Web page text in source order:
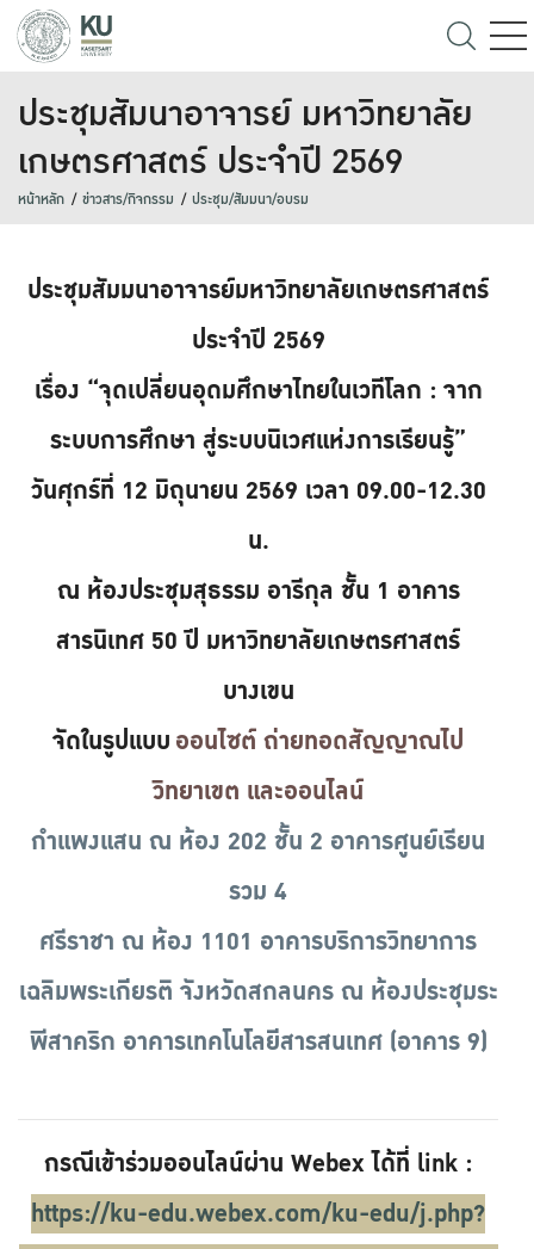
ประชุมสัมนาอาจารย์ มหาวิทยาลัย
เกษตรศาสตร์ ประจำปี 2569
หน้าหลัก ข่าวสาร/กิจกรรม ประชุม/สัมมนา/อบรม
ประชุมสัมมนาอาจารย์มหาวิทยาลัยเกษตรศาสตร์
ประจำปี 2569
เรื่อง “จุดเปลี่ยนอุดมศึกษาไทยในเวทีโลก : จาก
ระบบการศึกษา สู่ระบบนิเวศแห่งการเรียนรู้”
วันศุกร์ที่ 12 มิถุนายน 2569 เวลา 09.00-12.30
น.
ณ ห้องประชุมสุธรรม อารีกุล ชั้น 1 อาคาร
สารนิเทศ 50 ปี มหาวิทยาลัยเกษตรศาสตร์
บางเขน
จัดในรูปแบบออนไซต์ ถ่ายทอดสัญญาณไป
วิทยาเขต และออนไลน์
กำแพงแสน ณ ห้อง 202 ชั้น 2 อาคารศูนย์เรียน
รวม 4
ศรีราชา ณ ห้อง 1101 อาคารบริการวิทยาการ
เฉลิมพระเกียรติ จังหวัดสกลนคร ณ ห้องประชุมระ
พีสาคริก อาคารเทคโนโลยีสารสนเทศ (อาคาร 9)
กรณีเข้าร่วมออนไลน์ผ่าน Webex ได้ที่ link :
https://ku-edu.webex.com/ku-edu/j.php?